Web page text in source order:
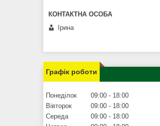
Ірина
Графік роботи
Понеділок 09:00
18:00
Вівторок
09:00
18:00
Середа
09:00
18:00